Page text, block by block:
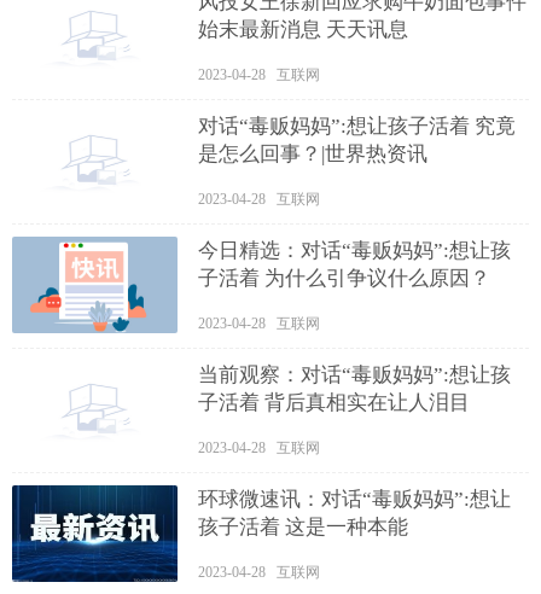
始末最新消息 天天讯息
2023-04-28 互联网
对话“毒贩妈妈”:想让孩子活着 究竟
是怎么回事？|世界热资讯
2023-04-28 互联网
今日精选：对话“毒贩妈妈”:想让孩
子活着 为什么引争议什么原因？
2023-04-28 互联网
当前观察：对话“毒贩妈妈”:想让孩
子活着 背后真相实在让人泪目
2023-04-28 互联网
环球微速讯：对话“毒贩妈妈”:想让
孩子活着 这是一种本能
2023-04-28 互联网